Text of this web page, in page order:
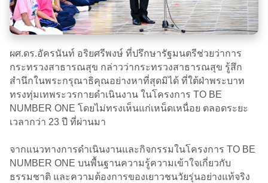
ผศ.ดร.อัครนันท์ อริยศรีพงษ์ ที่ปรึกษารัฐมนตรีช่วยว่าการ
กระทรวงสาธารณสุข กล่าวว่ากระทรวงสาธารณสุข รู้สึก
สำนึกในพระกรุณาธิคุณอย่างหาที่สุดมิได้ ที่ใต้ฝ่าพระบาท
ทรงทุ่มเทพระวรกายดำเนินงาน ในโครงการ TO BE
NUMBER ONE โดยไม่ทรงเห็นแก่เหน็ดเหนื่อย ตลอดระยะ
เวลากว่า 23 ปี ที่ผ่านมา
จากแนวทางการดำเนินงานและกิจกรรมในโครงการ TO BE
NUMBER ONE บนพื้นฐานความรู้ความเข้าใจเกี่ยวกับ
ธรรมชาติ และความต้องการของเยาวชนวัยรุ่นอย่างแท้จริง